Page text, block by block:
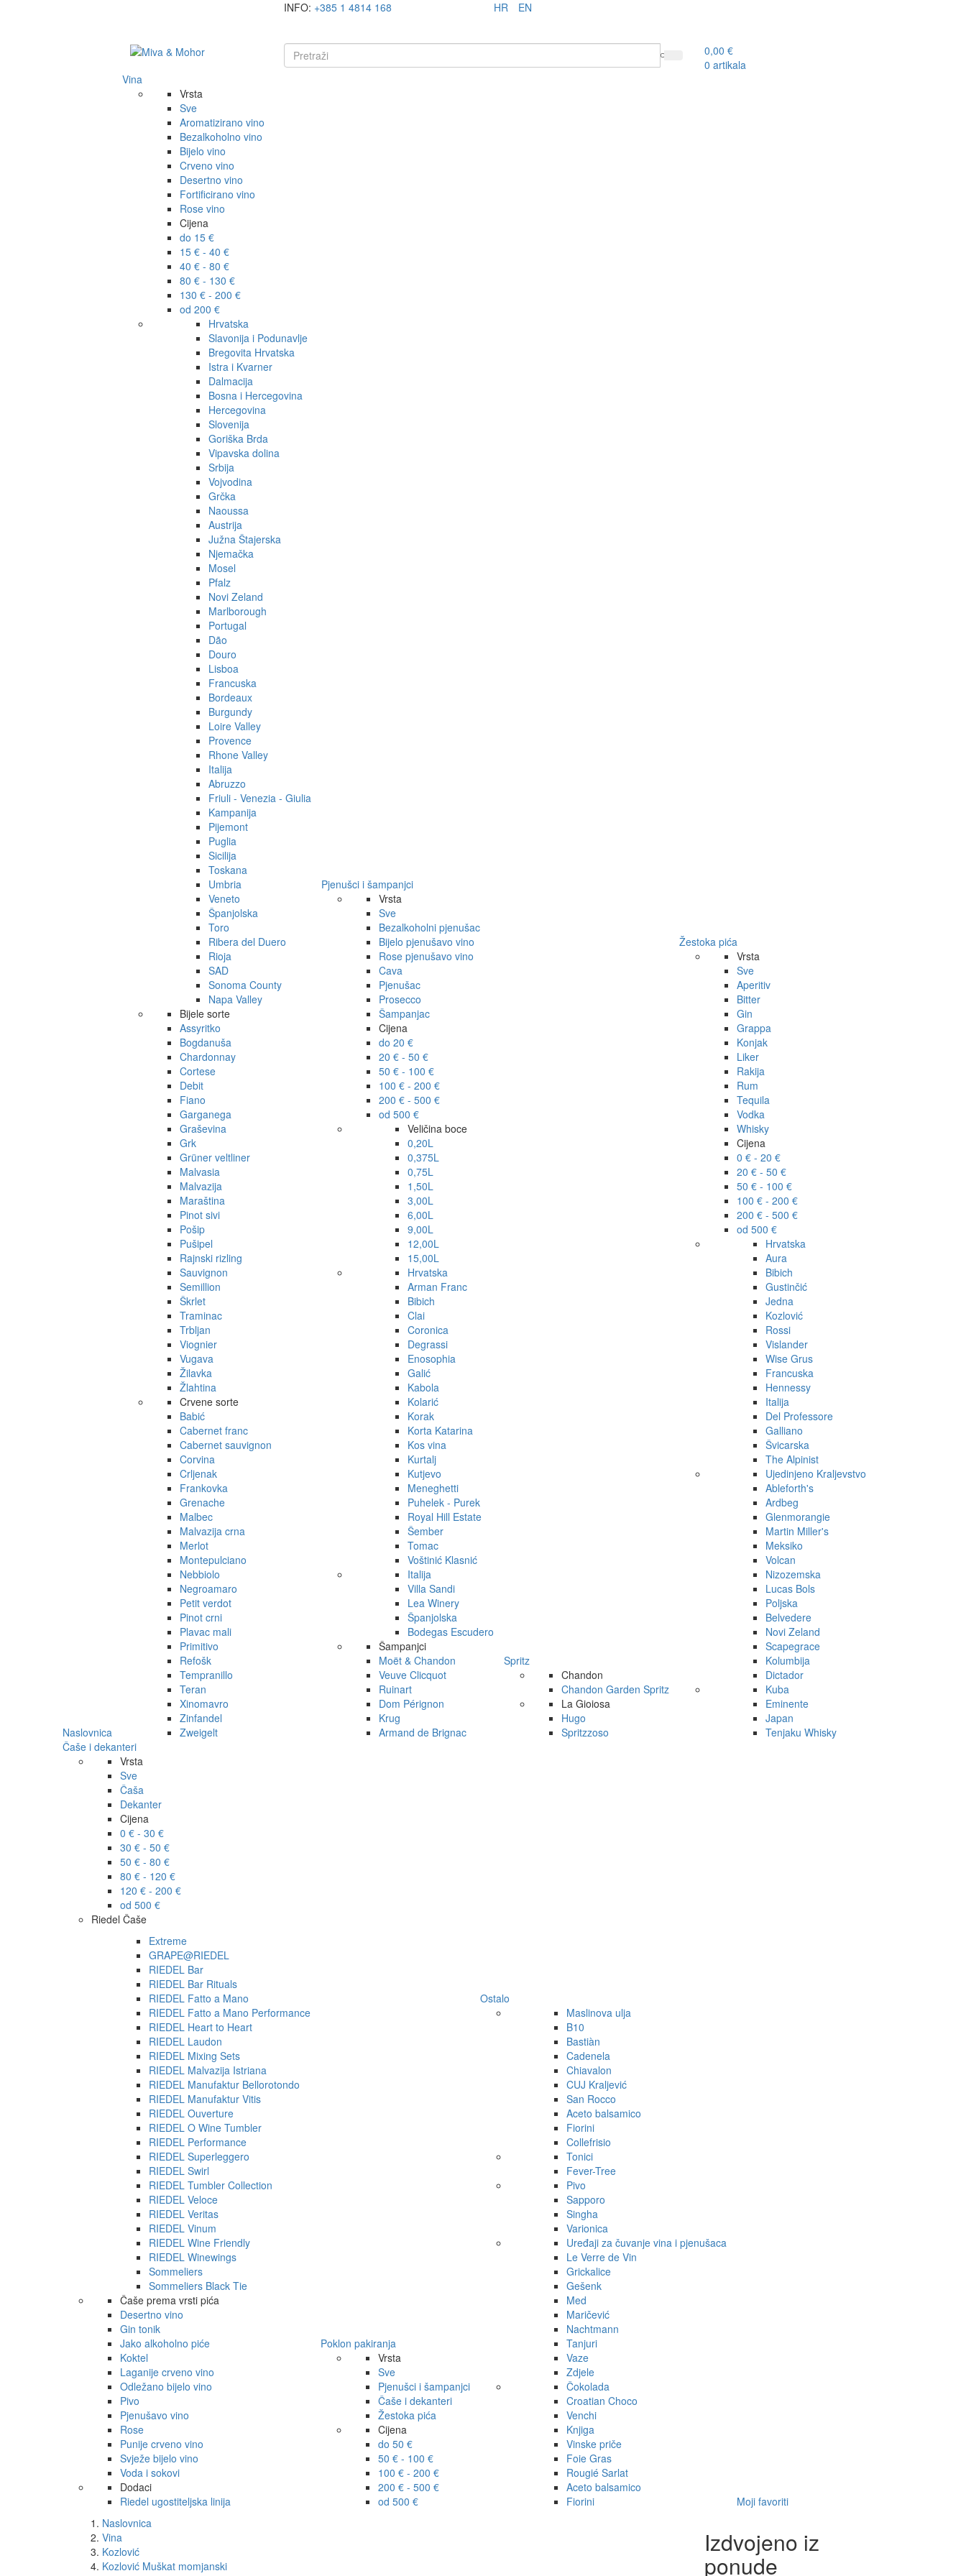
INFO: +385 1 4814 168 HR EN
0,00 €
0 artikala
Naslovnica
Vina
Vrsta
Sve
Aromatizirano vino
Bezalkoholno vino
Bijelo vino
Crveno vino
Desertno vino
Fortificirano vino
Rose vino
Cijena
do 15 €
15 € - 40 €
40 € - 80 €
80 € - 130 €
130 € - 200 €
od 200 €
Hrvatska
Slavonija i Podunavlje
Bregovita Hrvatska
Istra i Kvarner
Dalmacija
Bosna i Hercegovina
Hercegovina
Slovenija
Goriška Brda
Vipavska dolina
Srbija
Vojvodina
Grčka
Naoussa
Austrija
Južna Štajerska
Njemačka
Mosel
Pfalz
Novi Zeland
Marlborough
Portugal
Dão
Douro
Lisboa
Francuska
Bordeaux
Burgundy
Loire Valley
Provence
Rhone Valley
Italija
Abruzzo
Friuli - Venezia - Giulia
Kampanija
Pijemont
Puglia
Sicilija
Toskana
Umbria
Veneto
Španjolska
Toro
Ribera del Duero
Rioja
SAD
Sonoma County
Napa Valley
Bijele sorte
Assyritko
Bogdanuša
Chardonnay
Cortese
Debit
Fiano
Garganega
Graševina
Grk
Grüner veltliner
Malvasia
Malvazija
Maraština
Pinot sivi
Pošip
Pušipel
Rajnski rizling
Sauvignon
Semillion
Škrlet
Traminac
Trbljan
Viognier
Vugava
Žilavka
Žlahtina
Crvene sorte
Babić
Cabernet franc
Cabernet sauvignon
Corvina
Crljenak
Frankovka
Grenache
Malbec
Malvazija crna
Merlot
Montepulciano
Nebbiolo
Negroamaro
Petit verdot
Pinot crni
Plavac mali
Primitivo
Refošk
Tempranillo
Teran
Xinomavro
Zinfandel
Zweigelt
Pjenušci i šampanjci
Vrsta
Sve
Bezalkoholni pjenušac
Bijelo pjenušavo vino
Rose pjenušavo vino
Cava
Pjenušac
Prosecco
Šampanjac
Cijena
do 20 €
20 € - 50 €
50 € - 100 €
100 € - 200 €
200 € - 500 €
od 500 €
Veličina boce
0,20L
0,375L
0,75L
1,50L
3,00L
6,00L
9,00L
12,00L
15,00L
Hrvatska
Arman Franc
Bibich
Clai
Coronica
Degrassi
Enosophia
Galić
Kabola
Kolarić
Korak
Korta Katarina
Kos vina
Kurtalj
Kutjevo
Meneghetti
Puhelek - Purek
Royal Hill Estate
Šember
Tomac
Voštinić Klasnić
Italija
Villa Sandi
Lea Winery
Španjolska
Bodegas Escudero
Šampanjci
Moët & Chandon
Veuve Clicquot
Ruinart
Dom Pérignon
Krug
Armand de Brignac
Spritz
Chandon
Chandon Garden Spritz
La Gioiosa
Hugo
Spritzzoso
Žestoka pića
Vrsta
Sve
Aperitiv
Bitter
Gin
Grappa
Konjak
Liker
Rakija
Rum
Tequila
Vodka
Whisky
Cijena
0 € - 20 €
20 € - 50 €
50 € - 100 €
100 € - 200 €
200 € - 500 €
od 500 €
Hrvatska
Aura
Bibich
Gustinčić
Jedna
Kozlović
Rossi
Vislander
Wise Grus
Francuska
Hennessy
Italija
Del Professore
Galliano
Švicarska
The Alpinist
Ujedinjeno Kraljevstvo
Ableforth's
Ardbeg
Glenmorangie
Martin Miller's
Meksiko
Volcan
Nizozemska
Lucas Bols
Poljska
Belvedere
Novi Zeland
Scapegrace
Kolumbija
Dictador
Kuba
Eminente
Japan
Tenjaku Whisky
Čaše i dekanteri
Vrsta
Sve
Čaša
Dekanter
Cijena
0 € - 30 €
30 € - 50 €
50 € - 80 €
80 € - 120 €
120 € - 200 €
od 500 €
Riedel Čaše
Extreme
GRAPE@RIEDEL
RIEDEL Bar
RIEDEL Bar Rituals
RIEDEL Fatto a Mano
RIEDEL Fatto a Mano Performance
RIEDEL Heart to Heart
RIEDEL Laudon
RIEDEL Mixing Sets
RIEDEL Malvazija Istriana
RIEDEL Manufaktur Bellorotondo
RIEDEL Manufaktur Vitis
RIEDEL Ouverture
RIEDEL O Wine Tumbler
RIEDEL Performance
RIEDEL Superleggero
RIEDEL Swirl
RIEDEL Tumbler Collection
RIEDEL Veloce
RIEDEL Veritas
RIEDEL Vinum
RIEDEL Wine Friendly
RIEDEL Winewings
Sommeliers
Sommeliers Black Tie
Čaše prema vrsti pića
Desertno vino
Gin tonik
Jako alkoholno piće
Koktel
Laganije crveno vino
Odležano bijelo vino
Pivo
Pjenušavo vino
Rose
Punije crveno vino
Svježe bijelo vino
Voda i sokovi
Dodaci
Riedel ugostiteljska linija
Poklon pakiranja
Vrsta
Sve
Pjenušci i šampanjci
Čaše i dekanteri
Žestoka pića
Cijena
do 50 €
50 € - 100 €
100 € - 200 €
200 € - 500 €
od 500 €
Ostalo
Maslinova ulja
B10
Bastiàn
Cadenela
Chiavalon
CUJ Kraljević
San Rocco
Aceto balsamico
Fiorini
Collefrisio
Tonici
Fever-Tree
Pivo
Sapporo
Singha
Varionica
Uređaji za čuvanje vina i pjenušaca
Le Verre de Vin
Grickalice
Gešenk
Med
Maričević
Nachtmann
Tanjuri
Vaze
Zdjele
Čokolada
Croatian Choco
Venchi
Knjiga
Vinske priče
Foie Gras
Rougié Sarlat
Aceto balsamico
Fiorini
Moji favoriti
Naslovnica
Vina
Kozlović
Kozlović Muškat momjanski
Izdvojeno iz
ponude